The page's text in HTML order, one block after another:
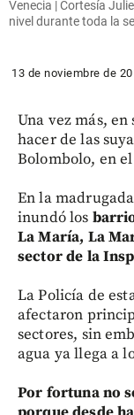
Venecia | Cortesía
nivel durante toda la
13 de noviembre de
Una vez más,
hacer de las
Bolombolo, en el
En la
inundó los
La María, La
sector de la
La Policía de
afectaron
sectores, sin
agua ya llega a
Por fortuna no